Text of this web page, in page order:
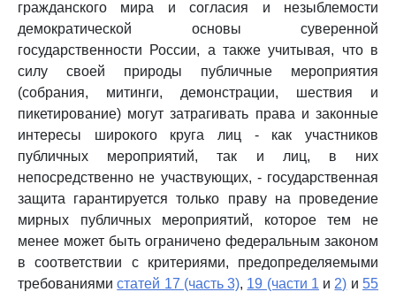
гражданского мира и согласия и незыблемости
демократической основы суверенной
государственности России, а также учитывая, что в
силу своей природы публичные мероприятия
(собрания, митинги, демонстрации, шествия и
пикетирование) могут затрагивать права и законные
интересы широкого круга лиц - как участников
публичных мероприятий, так и лиц, в них
непосредственно не участвующих, - государственная
защита гарантируется только праву на проведение
мирных публичных мероприятий, которое тем не
менее может быть ограничено федеральным законом
в соответствии с критериями, предопределяемыми
требованиямистатей 17 (часть 3), 19 (части 1 и 2) и 55